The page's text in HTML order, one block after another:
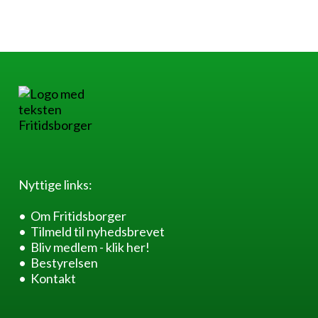
Nyttige links:
Om Fritidsborger
Tilmeld til nyhedsbrevet
Bliv medlem - klik her!
Bestyrelsen
Kontakt